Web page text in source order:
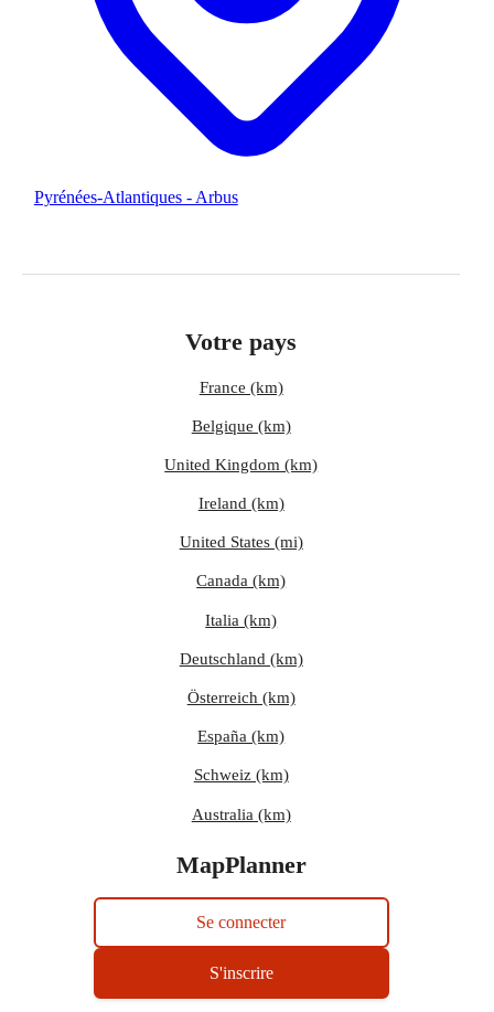
Pyrénées-Atlantiques - Arbus
Votre pays
France (km)
Belgique (km)
United Kingdom (km)
Ireland (km)
United States (mi)
Canada (km)
Italia (km)
Deutschland (km)
Österreich (km)
España (km)
Schweiz (km)
Australia (km)
MapPlanner
Se connecter
S'inscrire